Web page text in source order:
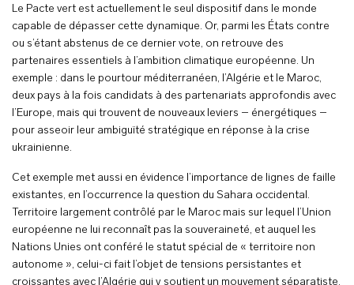
Le Pacte vert est actuellement le seul dispositif dans le monde
capable de dépasser cette dynamique. Or, parmi les États contre
ou s’étant abstenus de ce dernier vote, on retrouve des
partenaires essentiels à l’ambition climatique européenne. Un
exemple : dans le pourtour méditerranéen, l’Algérie et le Maroc,
deux pays à la fois candidats à des partenariats approfondis avec
l’Europe, mais qui trouvent de nouveaux leviers – énergétiques –
pour asseoir leur ambiguïté stratégique en réponse à la crise
ukrainienne.
Cet exemple met aussi en évidence l’importance de lignes de faille
existantes, en l’occurrence la question du Sahara occidental.
Territoire largement contrôlé par le Maroc mais sur lequel l’Union
européenne ne lui reconnaît pas la souveraineté, et auquel les
Nations Unies ont conféré le statut spécial de « territoire non
autonome », celui-ci fait l’objet de tensions persistantes et
croissantes avec l’Algérie qui y soutient un mouvement séparatiste.